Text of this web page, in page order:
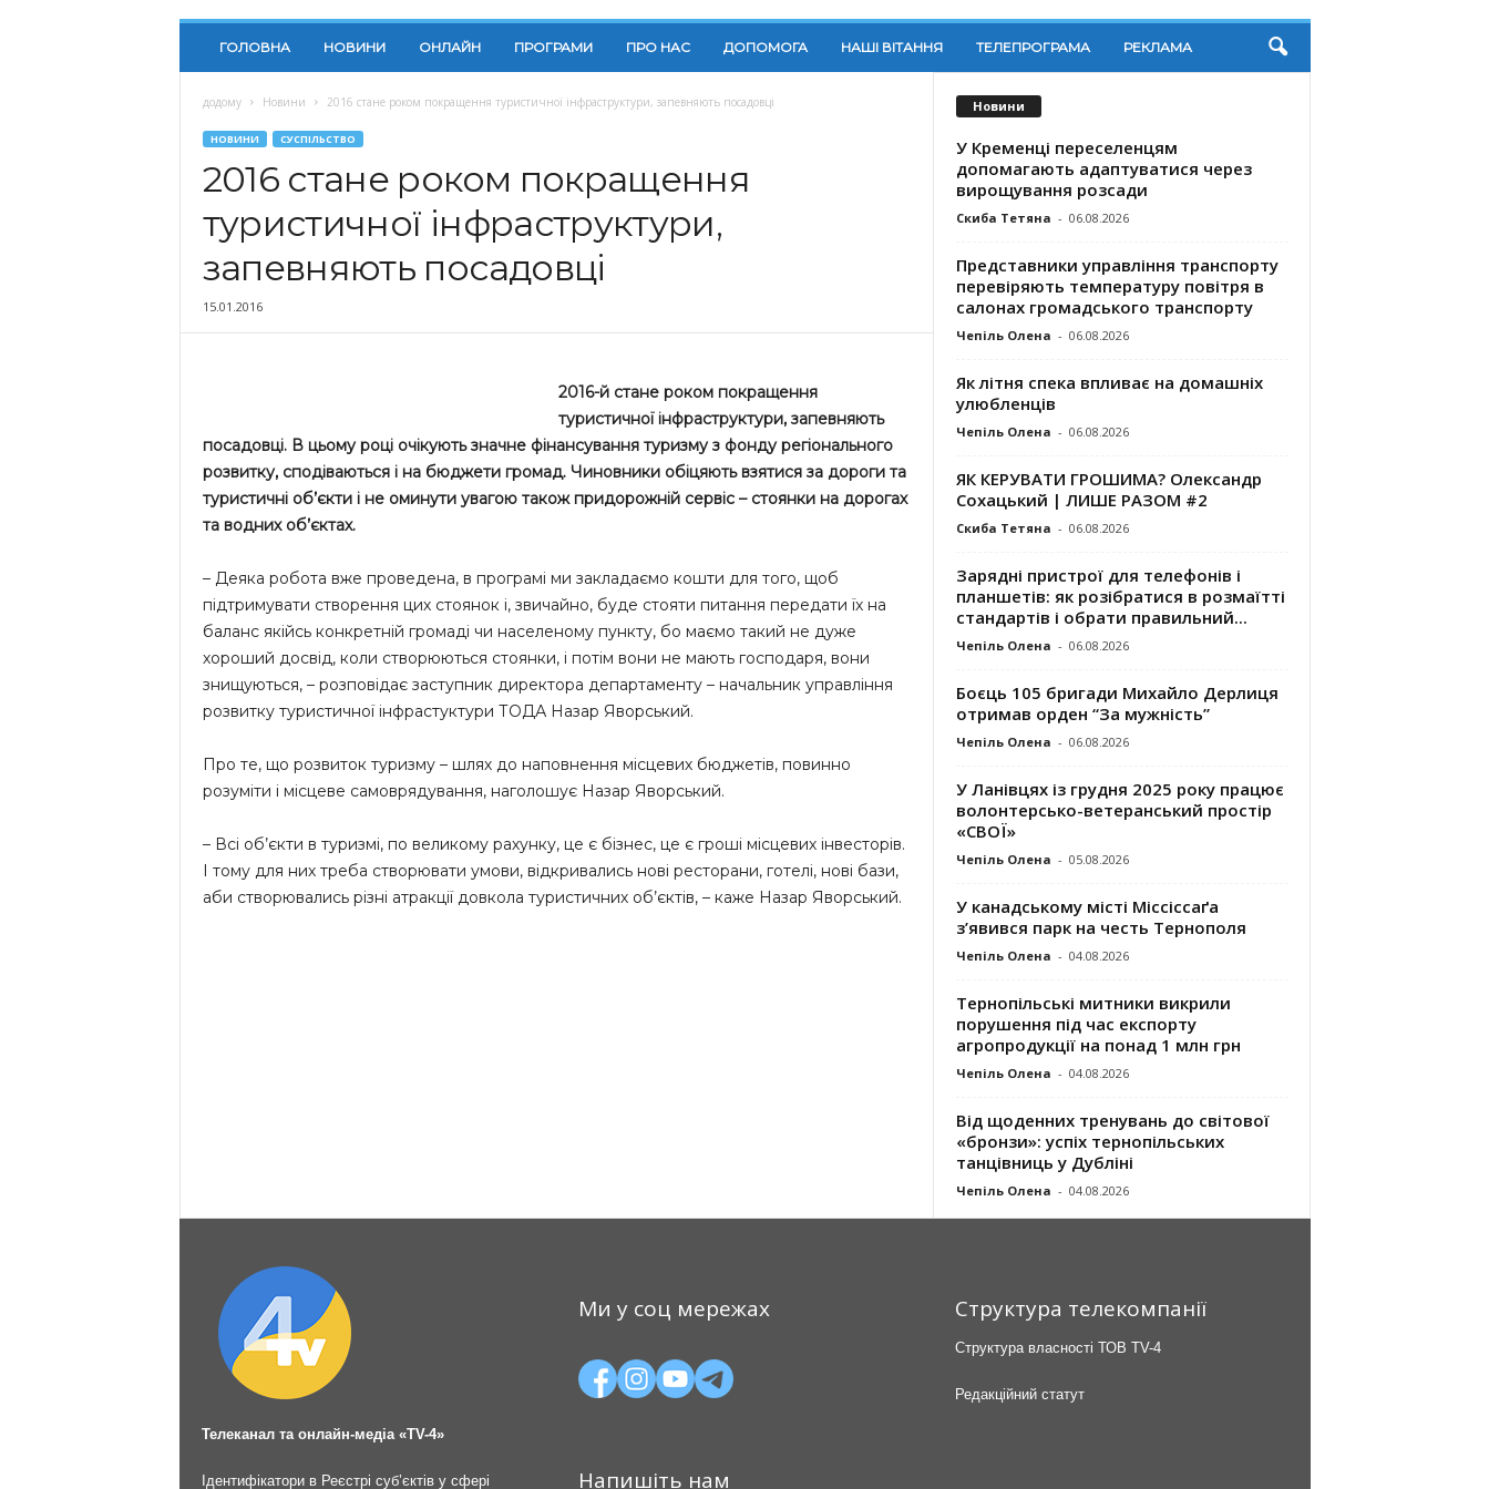
ГОЛОВНА НОВИНИ ОНЛАЙН ПРОГРАМИ ПРО НАС ДОПОМОГА НАШІ ВІТАННЯ ТЕЛЕПРОГРАМА РЕКЛАМА
додому Новини 2016 стане роком покращення туристичної інфраструктури, запевняють посадовці
НОВИНИ СУСПІЛЬСТВО
2016 стане роком покращення
туристичної інфраструктури,
запевняють посадовці
15.01.2016
2016-й стане роком покращення
туристичної інфраструктури, запевняють
посадовці. В цьому році очікують значне фінансування туризму з фонду регіонального
розвитку, сподіваються і на бюджети громад. Чиновники обіцяють взятися за дороги та
туристичні об’єкти і не оминути увагою також придорожній сервіс – стоянки на дорогах
та водних об’єктах.
– Деяка робота вже проведена, в програмі ми закладаємо кошти для того, щоб
підтримувати створення цих стоянок і, звичайно, буде стояти питання передати їх на
баланс якійсь конкретній громаді чи населеному пункту, бо маємо такий не дуже
хороший досвід, коли створюються стоянки, і потім вони не мають господаря, вони
знищуються, – розповідає заступник директора департаменту – начальник управління
розвитку туристичної інфрастуктури ТОДА Назар Яворський.
Про те, що розвиток туризму – шлях до наповнення місцевих бюджетів, повинно
розуміти і місцеве самоврядування, наголошує Назар Яворський.
– Всі об’єкти в туризмі, по великому рахунку, це є бізнес, це є гроші місцевих інвесторів.
І тому для них треба створювати умови, відкривались нові ресторани, готелі, нові бази,
аби створювались різні атракції довкола туристичних об’єктів, – каже Назар Яворський.
Новини
У Кременці переселенцям
допомагають адаптуватися через
вирощування розсади
Скиба Тетяна - 06.08.2026
Представники управління транспорту
перевіряють температуру повітря в
салонах громадського транспорту
Чепіль Олена - 06.08.2026
Як літня спека впливає на домашніх
улюбленців
Чепіль Олена - 06.08.2026
ЯК КЕРУВАТИ ГРОШИМА? Олександр
Сохацький | ЛИШЕ РАЗОМ #2
Скиба Тетяна - 06.08.2026
Зарядні пристрої для телефонів і
планшетів: як розібратися в розмаїтті
стандартів і обрати правильний...
Чепіль Олена - 06.08.2026
Боєць 105 бригади Михайло Дерлиця
отримав орден “За мужність”
Чепіль Олена - 06.08.2026
У Ланівцях із грудня 2025 року працює
волонтерсько-ветеранський простір
«СВОЇ»
Чепіль Олена - 05.08.2026
У канадському місті Міссіссаґа
з’явився парк на честь Тернополя
Чепіль Олена - 04.08.2026
Тернопільські митники викрили
порушення під час експорту
агропродукції на понад 1 млн грн
Чепіль Олена - 04.08.2026
Від щоденних тренувань до світової
«бронзи»: успіх тернопільських
танцівниць у Дубліні
Чепіль Олена - 04.08.2026
Телеканал та онлайн-медіа «TV-4»
Ідентифікатори в Реєстрі суб’єктів у сфері
Ми у соц мережах
Напишіть нам
Структура телекомпанії
Структура власності ТОВ TV-4
Редакційний статут